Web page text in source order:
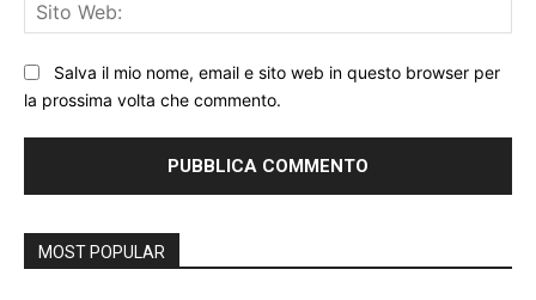
Salva il mio nome, email e sito web in questo browser per
la prossima volta che commento.
MOST POPULAR